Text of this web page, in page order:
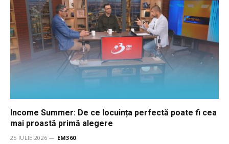
Income Summer: De ce locuința perfectă poate fi cea
mai proastă primă alegere
25 IULIE 2026 EM360